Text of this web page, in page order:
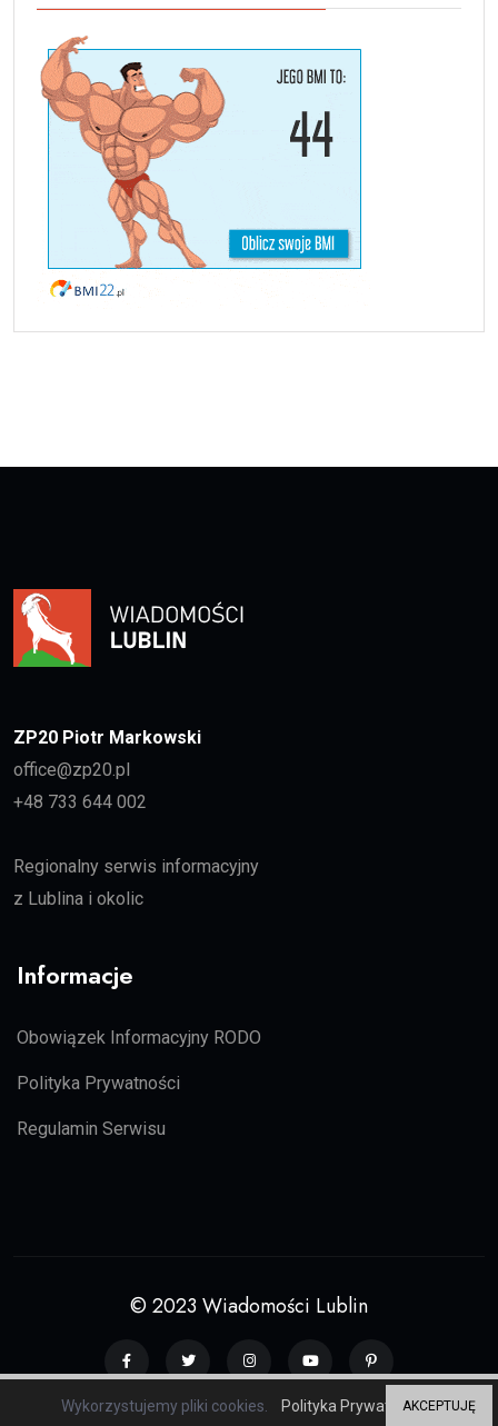
ZP20 Piotr Markowski
office@zp20.pl
+48 733 644 002
Regionalny serwis informacyjny
z Lublina i okolic
Informacje
Obowiązek Informacyjny RODO
Polityka Prywatności
Regulamin Serwisu
© 2023 Wiadomości Lublin
Grupa serwisów regionalnych ZP20
Wykorzystujemy pliki cookies. Polityka PrywatnościAKCEPTUJĘ